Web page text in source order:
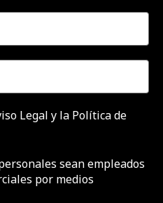
Legal y la Política de
sean empleados
por medios